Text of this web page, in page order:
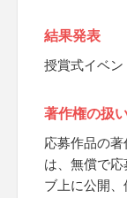
結果発表
授賞式イベン
著作権の扱
応募作品の
は、無償で
ブ上に公開、